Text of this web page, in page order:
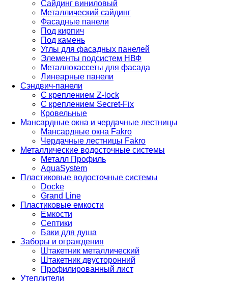
Сайдинг виниловый
Металлический сайдинг
Фасадные панели
Под кирпич
Под камень
Углы для фасадных панелей
Элементы подсистем НВФ
Металлокассеты для фасада
Линеарные панели
Сэндвич-панели
С креплением Z-lock
С креплением Secret-Fix
Кровельные
Мансардные окна и чердачные лестницы
Мансардные окна Fakro
Чердачные лестницы Fakro
Металлические водосточные системы
Металл Профиль
AquaSystem
Пластиковые водосточные системы
Docke
Grand Line
Пластиковые емкости
Ёмкости
Септики
Баки для душа
Заборы и ограждения
Штакетник металлический
Штакетник двусторонний
Профилированный лист
Утеплители